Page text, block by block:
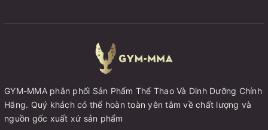
GYM-MMA phân phối Sản Phẩm Thể Thao Và Dinh Dưỡng Chính
Hãng. Quý khách có thể hoàn toàn yên tâm về chất lượng và
nguồn gốc xuất xứ sản phẩm